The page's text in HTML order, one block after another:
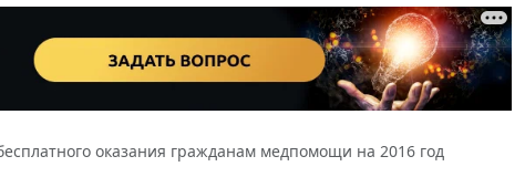
оказания гражданам медпомощи на 2016 год